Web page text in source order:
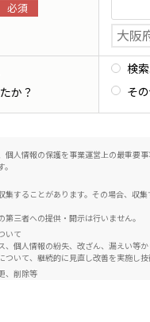
か？
検
そ
個人情報の保護を事業運営上の最重要
集することがあります。その場合、収
第三者への提供・開示は行いません。
いて
、個人情報の紛失、改ざん、漏えい等
ついて、継続的に見直し改善を実施し
、削除等